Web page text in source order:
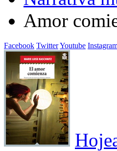
Amor
Facebook TwitterYoutube